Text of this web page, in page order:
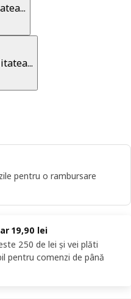
pentru o rambursare
19,90 lei
250 de lei și vei plăti
pentru comenzi de până